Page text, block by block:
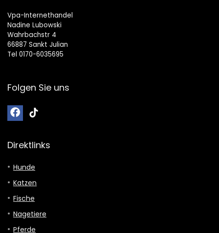
Vpa-Internethandel
Nadine Lubowski
Wahrbachstr 4
66887 Sankt Julian
Tel 0170-6035695
Folgen Sie uns
Direktlinks
Hunde
Katzen
Fische
Nagetiere
Pferde